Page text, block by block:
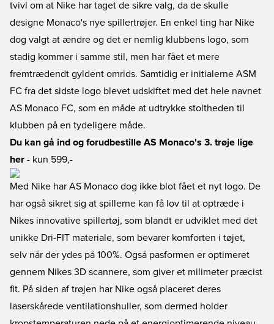
tvivl om at Nike har taget de sikre valg, da de skulle
designe Monaco's nye spillertrøjer. En enkel ting har Nike
dog valgt at ændre og det er nemlig klubbens logo, som
stadig kommer i samme stil, men har fået et mere
fremtrædendt gyldent omrids. Samtidig er initialerne ASM
FC fra det sidste logo blevet udskiftet med det hele navnet
AS Monaco FC, som en måde at udtrykke stoltheden til
klubben på en tydeligere måde.
Du kan gå ind og forudbestille AS Monaco's 3. trøje lige
her - kun 599,-
Med Nike har AS Monaco dog ikke blot fået et nyt logo. De
har også sikret sig at spillerne kan få lov til at optræde i
Nikes innovative spillertøj, som blandt er udviklet med det
unikke Dri-FIT materiale, som bevarer komforten i tøjet,
selv når der ydes på 100%. Også pasformen er optimeret
gennem Nikes 3D scannere, som giver et milimeter præcist
fit. På siden af trøjen har Nike også placeret deres
laserskårede ventilationshuller, som dermed holder